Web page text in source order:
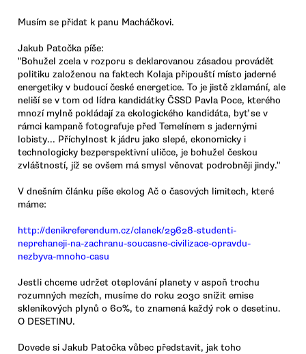
Musím se přidat k panu Macháčkovi.
Jakub Patočka píše:
"Bohužel zcela v rozporu s deklarovanou zásadou provádět
politiku založenou na faktech Kolaja připouští místo jaderné
energetiky v budoucí české energetice. To je jistě zklamání, ale
neliší se v tom od lídra kandidátky ČSSD Pavla Poce, kterého
mnozí mylně pokládají za ekologického kandidáta, byť se v
rámci kampaně fotografuje před Temelínem s jadernými
lobisty... Příchylnost k jádru jako slepé, ekonomicky i
technologicky bezperspektivní uličce, je bohužel českou
zvláštností, jíž se ovšem má smysl věnovat podrobněji jindy."
V dnešním článku píše ekolog Ač o časových limitech, které
máme:
http://denikreferendum.cz/clanek/29628-studenti-
neprehaneji-na-zachranu-soucasne-civilizace-opravdu-
nezbyva-mnoho-casu
Jestli chceme udržet oteplování planety v aspoň trochu
rozumných mezích, musíme do roku 2030 snížit emise
skleníkových plynů o 60%, to znamená každý rok o desetinu.
O DESETINU.
Dovede si Jakub Patočka vůbec představit, jak toho